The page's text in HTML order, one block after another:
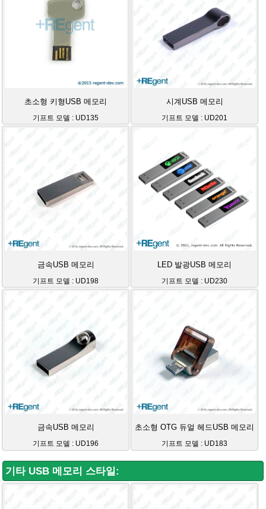
초소형 키형USB 메모리
기프트 모델 : UD135
시계USB 메모리
기프트 모델 : UD201
금속USB 메모리
기프트 모델 : UD198
LED 발광USB 메모리
기프트 모델 : UD230
금속USB 메모리
기프트 모델 : UD196
초소형 OTG 듀얼 헤드USB 메모리
기프트 모델 : UD183
기타 USB 메모리 스타일: